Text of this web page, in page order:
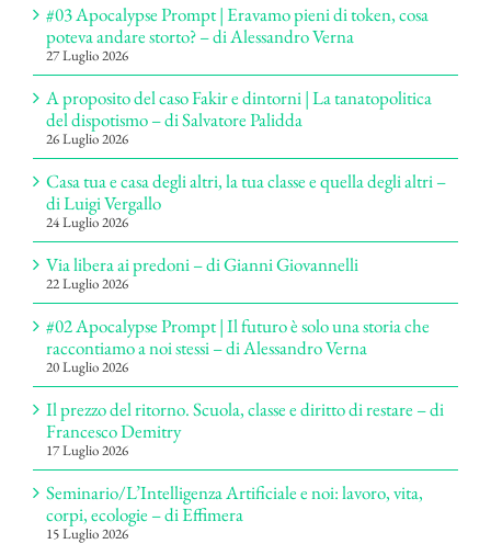
#03 Apocalypse Prompt | Eravamo pieni di token, cosa
poteva andare storto? – di Alessandro Verna
27 Luglio 2026
A proposito del caso Fakir e dintorni | La tanatopolitica
del dispotismo – di Salvatore Palidda
26 Luglio 2026
Casa tua e casa degli altri, la tua classe e quella degli altri –
di Luigi Vergallo
24 Luglio 2026
Via libera ai predoni – di Gianni Giovannelli
22 Luglio 2026
#02 Apocalypse Prompt | Il futuro è solo una storia che
raccontiamo a noi stessi – di Alessandro Verna
20 Luglio 2026
Il prezzo del ritorno. Scuola, classe e diritto di restare – di
Francesco Demitry
17 Luglio 2026
Seminario/L’Intelligenza Artificiale e noi: lavoro, vita,
corpi, ecologie – di Effimera
15 Luglio 2026